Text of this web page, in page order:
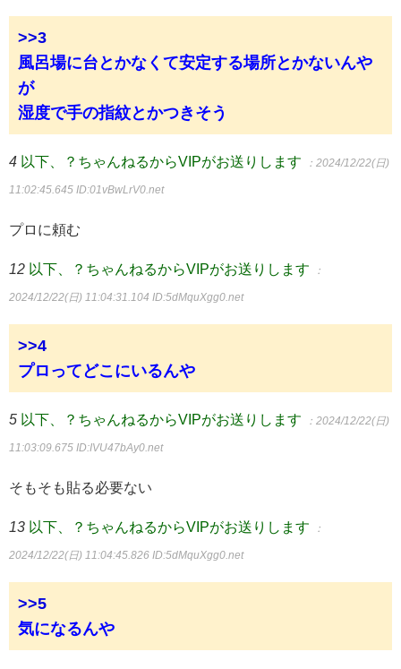
>>3
風呂場に台とかなくて安定する場所とかないんや
が
湿度で手の指紋とかつきそう
4 以下、？ちゃんねるからVIPがお送りします ：2024/12/22(日)
11:02:45.645 ID:01vBwLrV0.net
プロに頼む
12 以下、？ちゃんねるからVIPがお送りします ：
2024/12/22(日) 11:04:31.104 ID:5dMquXgg0.net
>>4
プロってどこにいるんや
5 以下、？ちゃんねるからVIPがお送りします ：2024/12/22(日)
11:03:09.675 ID:IVU47bAy0.net
そもそも貼る必要ない
13 以下、？ちゃんねるからVIPがお送りします ：
2024/12/22(日) 11:04:45.826 ID:5dMquXgg0.net
>>5
気になるんや